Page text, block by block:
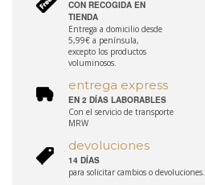
CON RECOGIDA EN
TIENDA
Entrega a domicilio desde
5,99€ a península,
excepto los productos
voluminosos.
entrega express
EN 2 DÍAS LABORABLES
Con el servicio de transporte
MRW
devoluciones
14 DÍAS
para solicitar cambios o devoluciones.